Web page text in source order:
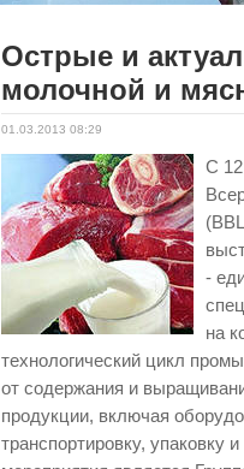
Острые и
молочной и
01.03.2013 08:29
С 12
-
на
технологический цикл
от содержания и
продукции, включая
транспортировку, упаковку